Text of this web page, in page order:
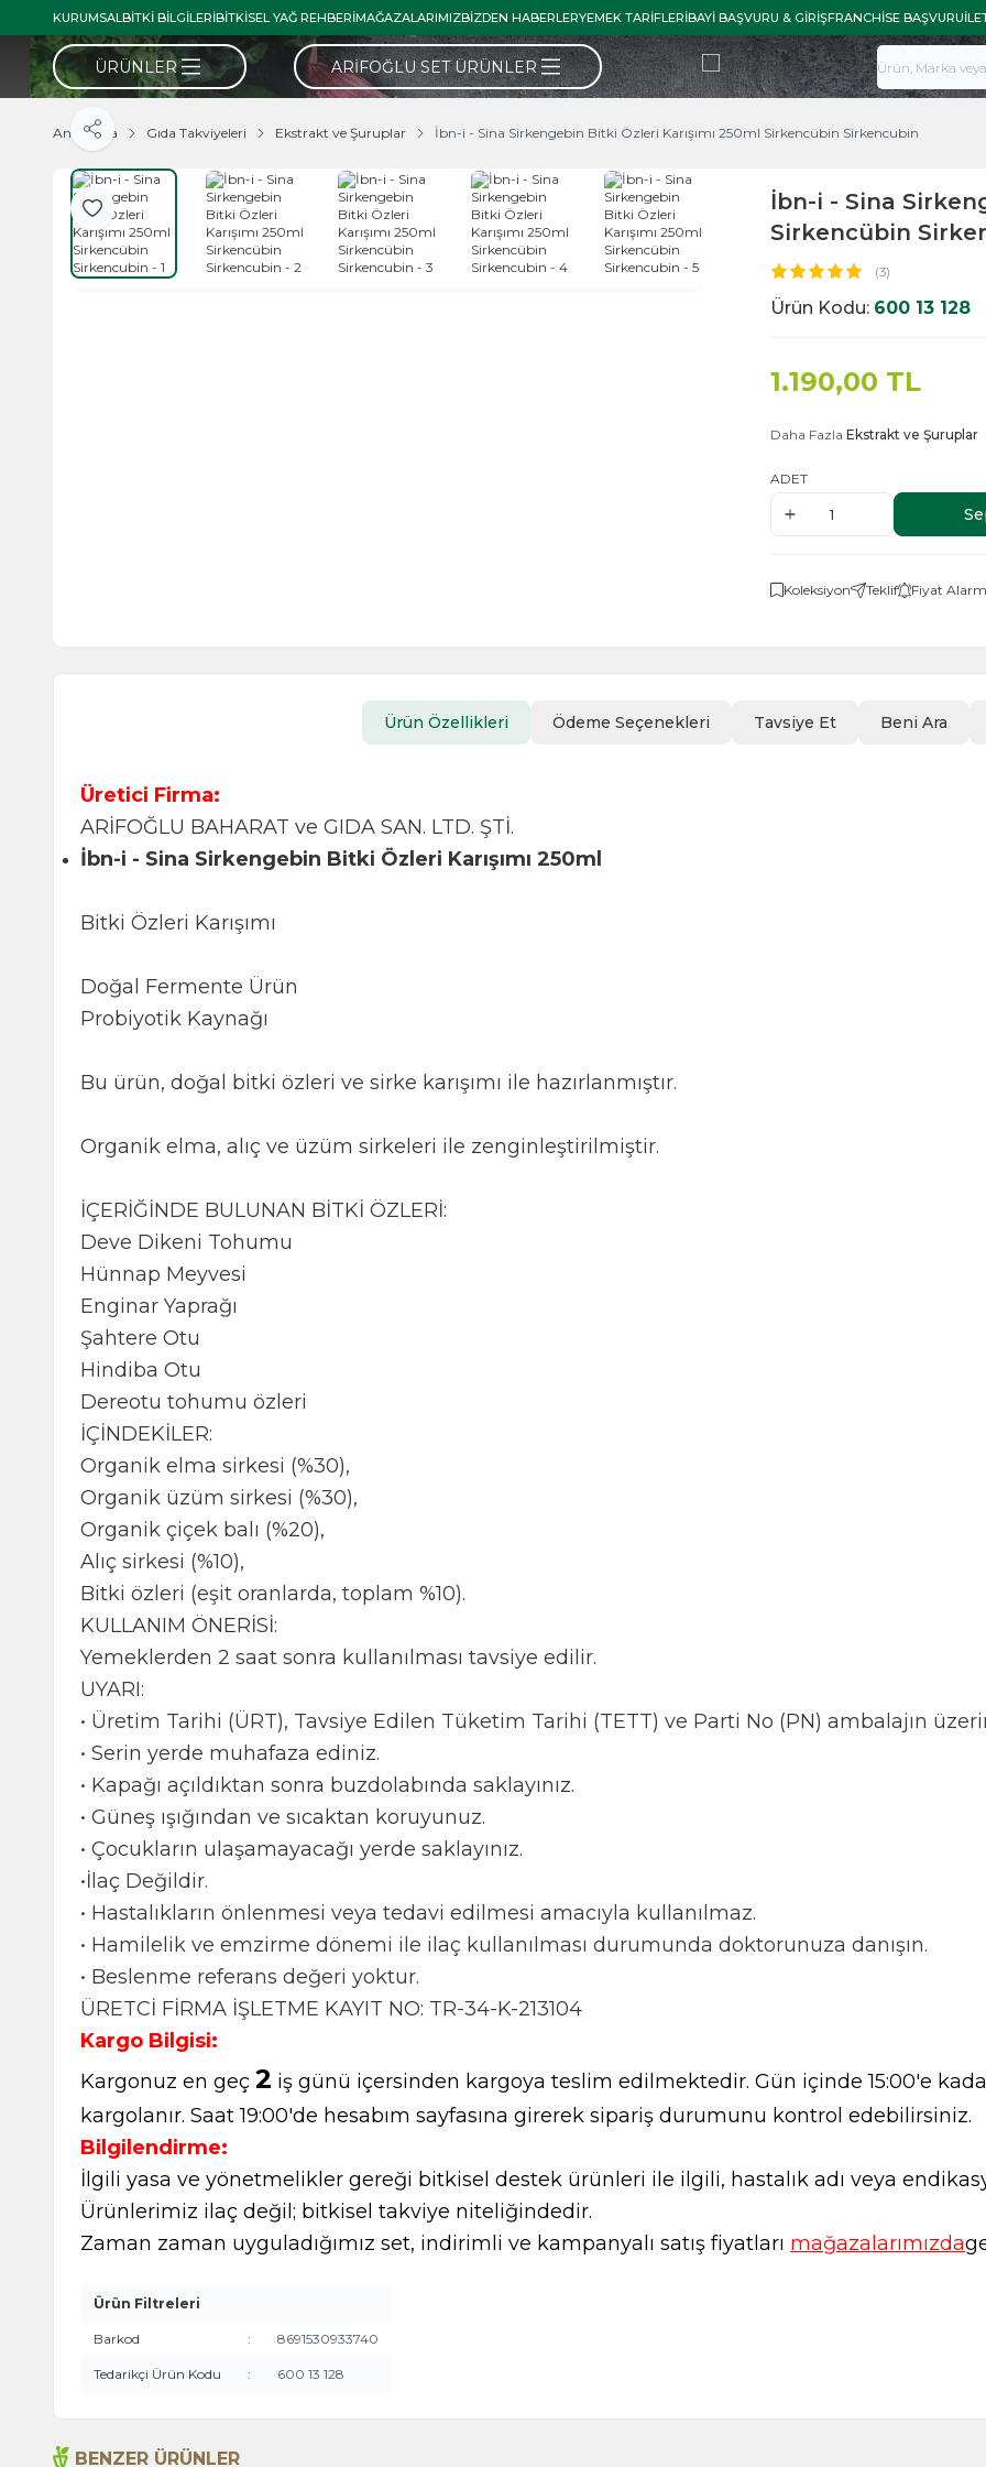
KURUMSALBITKI BILGILERIBITKISEL YAĞ REHBERIMAĞAZALARIMIZBIZDEN HABERLERYEMEK TARIFLERIBAYI BAŞVURU & GIRIŞFRANCHISE BAŞVURU
ÜRÜNLER ARIFOĞLU SET ÜRÜNLER
Ana Sayfa Gıda Takviyeleri Ekstrakt ve Şuruplar İbn-i - Sina Sirkengebin Bitki Özleri Karışımı 250ml Sirkencübin Sirkencubin
Favoriye Ekle
Paylaş
İbn-i - Sina
Sirkencübin
(3)
Ürün Kodu: 600 13 128
1.190,00 TL
Daha Fazla Ekstrakt ve Şuruplar
ADET
Koleksiyon Teklif Fiyat
Ürün Özellikleri Ödeme Seçenekleri Tavsiye Et Beni Ara
Üretici Firma:
ARİFOĞLU BAHARAT ve GIDA SAN. LTD. ŞTİ.
İbn-i - Sina Sirkengebin Bitki Özleri Karışımı 250ml
Bitki Özleri Karışımı
Doğal Fermente Ürün
Probiyotik Kaynağı
Bu ürün, doğal bitki özleri ve sirke karışımı ile hazırlanmıştır.
Organik elma, alıç ve üzüm sirkeleri ile zenginleştirilmiştir.
İÇERİĞİNDE BULUNAN BİTKİ ÖZLERİ:
Deve Dikeni Tohumu
Hünnap Meyvesi
Enginar Yaprağı
Şahtere Otu
Hindiba Otu
Dereotu tohumu özleri
İÇİNDEKİLER:
Organik elma sirkesi (%30),
Organik üzüm sirkesi (%30),
Organik çiçek balı (%20),
Alıç sirkesi (%10),
Bitki özleri (eşit oranlarda, toplam %10).
KULLANIM ÖNERİSİ:
Yemeklerden 2 saat sonra kullanılması tavsiye edilir.
UYARI:
• Üretim Tarihi (ÜRT), Tavsiye Edilen Tüketim Tarihi (TETT) ve Parti No (PN) ambalajın
• Serin yerde muhafaza ediniz.
• Kapağı açıldıktan sonra buzdolabında saklayınız.
• Güneş ışığından ve sıcaktan koruyunuz.
• Çocukların ulaşamayacağı yerde saklayınız.
•İlaç Değildir.
• Hastalıkların önlenmesi veya tedavi edilmesi amacıyla kullanılmaz.
• Hamilelik ve emzirme dönemi ile ilaç kullanılması durumunda doktorunuza danışın.
• Beslenme referans değeri yoktur.
ÜRETCİ FİRMA İŞLETME KAYIT NO: TR-34-K-213104
Kargo Bilgisi:
Kargonuz en geç 2 iş günü içersinden kargoya teslim edilmektedir. Gün içinde 15:00'e
kargolanır. Saat 19:00'de hesabım sayfasına girerek sipariş durumunu kontrol edebilirsiniz.
Bilgilendirme:
İlgili yasa ve yönetmelikler gereği bitkisel destek ürünleri ile ilgili, hastalık adı veya
Ürünlerimiz ilaç değil; bitkisel takviye niteliğindedir.
Zaman zaman uyguladığımız set, indirimli ve kampanyalı satış fiyatları mağazalarımızda
Ürün Filtreleri
Barkod : 8691530933740
Tedarikçi Ürün Kodu : 600 13 128
BENZER ÜRÜNLER